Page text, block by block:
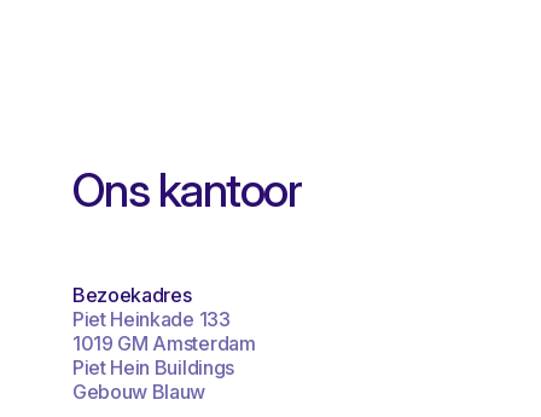
Ons kantoor
Bezoekadres
Piet Heinkade 133
1019 GM Amsterdam
Piet Hein Buildings
Gebouw Blauw